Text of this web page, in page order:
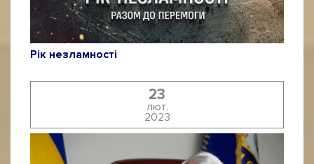
Рік незламності
23
лют.
2023